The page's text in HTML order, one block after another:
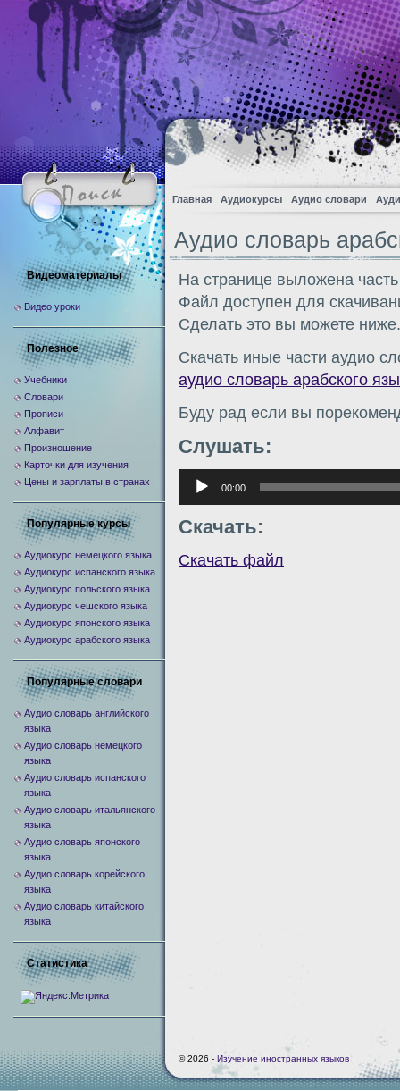
Главная Аудиокурсы Аудио словари
Аудио словарь
На странице выложена
Файл доступен для
Сделать это вы можете ниже.
Скачать иные части аудио
аудио словарь арабского
Буду рад если вы
Слушать:
Аудиоплеер
00:00
Скачать:
Скачать файл
Видеоматериалы
Видео уроки
Полезное
Учебники
Словари
Прописи
Алфавит
Произношение
Карточки для изучения
Цены и зарплаты в странах
Популярные курсы
Аудиокурс немецкого языка
Аудиокурс испанского языка
Аудиокурс польского языка
Аудиокурс чешского языка
Аудиокурс японского языка
Аудиокурс арабского языка
Популярные словари
Аудио словарь английского
языка
Аудио словарь немецкого
языка
Аудио словарь испанского
языка
Аудио словарь итальянского
языка
Аудио словарь японского
языка
Аудио словарь корейского
языка
Аудио словарь китайского
языка
Статистика
© 2026 - Изучение иностранных языков